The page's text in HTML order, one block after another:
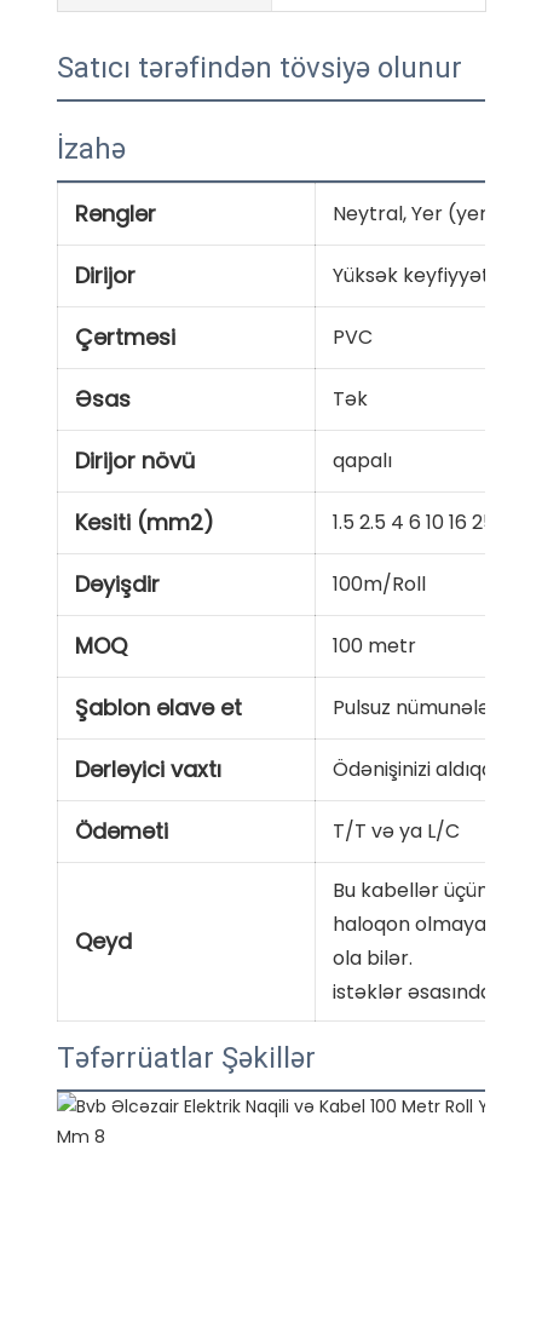
Satıcı tərəfindən tövsiyə olunur
İzahə
Rənglər Neytral, Yer (yer),
Dirijor Yüksək keyfiyyətli
Çərtməsi PVC
Əsas Tək
Dirijor növü qapalı
Kesiti (mm2) 1.5 2.5 4 6 10 16 25 35
Dəyişdir 100m/Roll
MOQ 100 metr
Şablon əlavə et Pulsuz nümunələr
Dərləyici vaxtı Ödənişinizi aldıqdan
Ödəməti T/T və ya L/C
Qeyd
Bu kabellər üçün
haloqon olmayan,
ola bilər.
istəklər əsasında
Təfərrüatlar Şəkillər